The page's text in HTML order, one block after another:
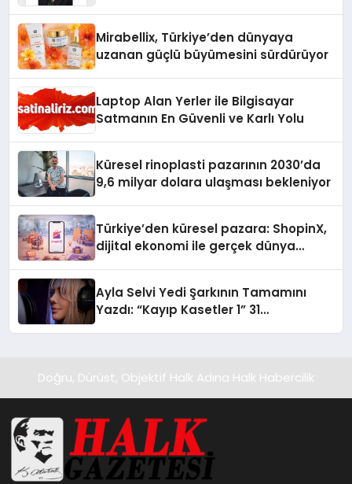
Mirabellix, Türkiye’den dünyaya
uzanan güçlü büyümesini sürdürüyor
Laptop Alan Yerler ile Bilgisayar
Satmanın En Güvenli ve Karlı Yolu
Küresel rinoplasti pazarının 2030’da
9,6 milyar dolara ulaşması bekleniyor
Türkiye’den küresel pazara: ShopinX,
dijital ekonomi ile gerçek dünya
Ayla Selvi Yedi Şarkının Tamamını
Yazdı: “Kayıp Kasetler 1” 31
Doğru, Dürüst, Objektif Halk Adına Halk Habercilik